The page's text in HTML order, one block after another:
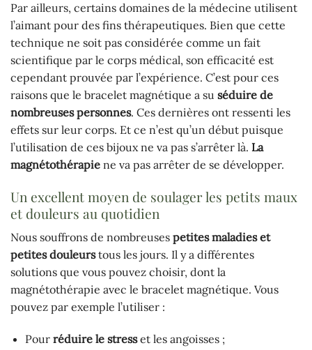
Par ailleurs, certains domaines de la médecine utilisent
l’aimant pour des fins thérapeutiques. Bien que cette
technique ne soit pas considérée comme un fait
scientifique par le corps médical, son efficacité est
cependant prouvée par l’expérience. C’est pour ces
raisons que le bracelet magnétique a su séduire de
nombreuses personnes. Ces dernières ont ressenti les
effets sur leur corps. Et ce n’est qu’un début puisque
l’utilisation de ces bijoux ne va pas s’arrêter là. La
magnétothérapie ne va pas arrêter de se développer.
Un excellent moyen de soulager les petits maux
et douleurs au quotidien
Nous souffrons de nombreuses petites maladies et
petites douleurstous les jours. Il y a différentes
solutions que vous pouvez choisir, dont la
magnétothérapie avec le bracelet magnétique. Vous
pouvez par exemple l’utiliser :
Pour réduire le stresset les angoisses ;